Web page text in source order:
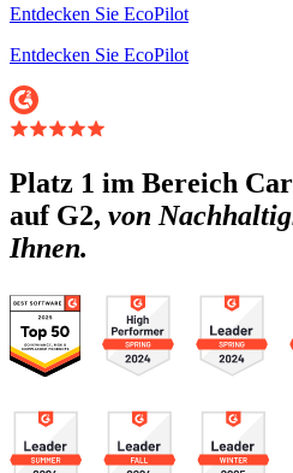
Entdecken Sie EcoPilot
Entdecken Sie EcoPilot
Platz 1 im Bereich
auf G2, von
Ihnen.